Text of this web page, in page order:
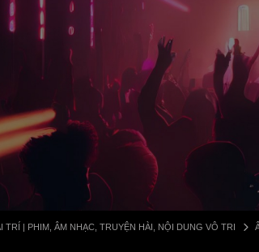
TRÍ | PHIM, ÂM NHẠC, TRUYỆN HÀI, NỘI DUNG VÔ TRI